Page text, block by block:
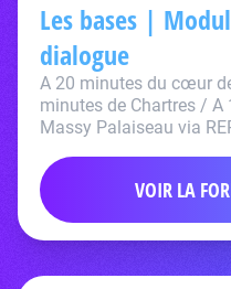
Les bases |
dialogue
A 20 minutes du cœur
minutes de Chartres / A
Massy Palaiseau via
VOIR LA